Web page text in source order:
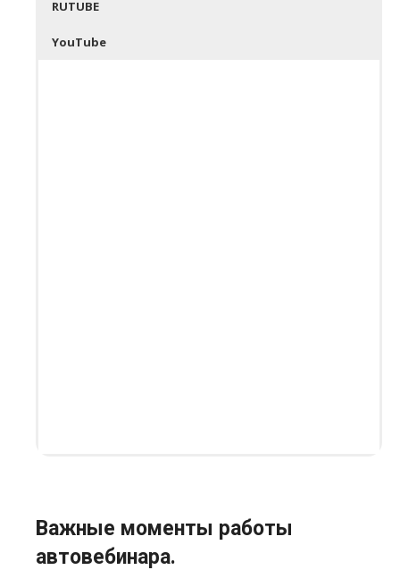
RUTUBE
YouTube
Важные моменты работы
автовебинара.